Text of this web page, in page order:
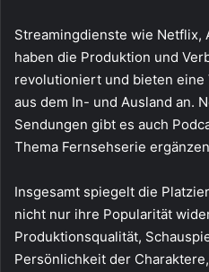
Streamingdienste wie Netflix,
haben die Produktion und
revolutioniert und bieten eine
aus dem In- und Ausland an.
Sendungen gibt es auch
Thema Fernsehserie
Insgesamt spiegelt die
nicht nur ihre Popularität
Produktionsqualität,
Persönlichkeit der